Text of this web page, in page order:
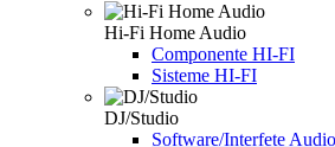
Hi-Fi Home Audio
Componente HI-FI
Sisteme HI-FI
DJ/Studio
Software/Interfete